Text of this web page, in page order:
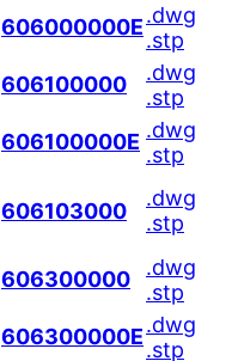
606000000E.dwg
.stp
606100000
.dwg
.stp
606100000E .dwg
.stp
606103000
.dwg
.stp
606300000
.dwg
.stp
606300000E.dwg
.stp